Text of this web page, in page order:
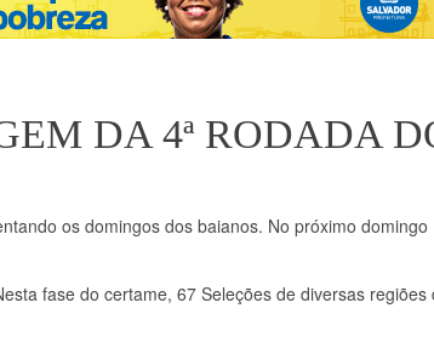
DA 4ª RODADA
os domingos dos baianos. No próximo domingo
fase do certame, 67 Seleções de diversas regiões